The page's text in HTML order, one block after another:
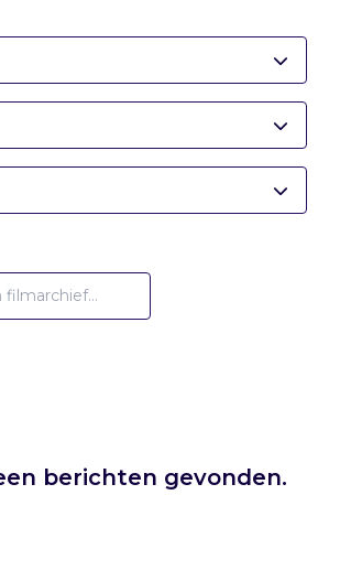
berichten gevonden.